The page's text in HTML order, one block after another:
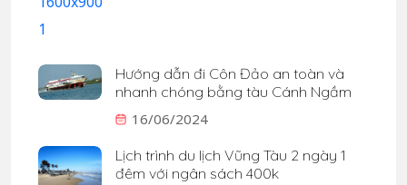
Hướng dẫn đi Côn Đảo an toàn và
nhanh chóng bằng tàu Cánh Ngầm
16/06/2024
Lịch trình du lịch Vũng Tàu 2 ngày 1
đêm với ngân sách 400k